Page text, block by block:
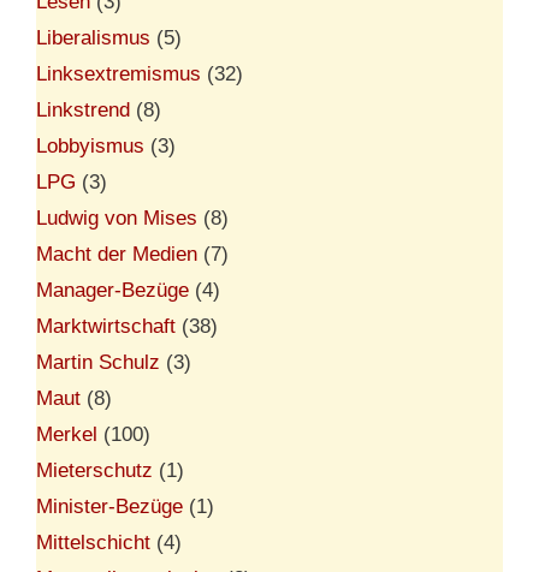
Liberalismus (5)
Linksextremismus (32)
Linkstrend (8)
Lobbyismus (3)
LPG (3)
Ludwig von Mises (8)
Macht der Medien (7)
Manager-Bezüge (4)
Marktwirtschaft (38)
Martin Schulz (3)
Maut (8)
Merkel (100)
Mieterschutz (1)
Minister-Bezüge (1)
Mittelschicht (4)